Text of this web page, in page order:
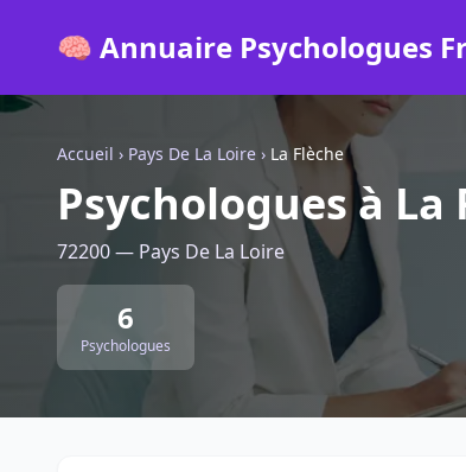
🧠 Annuaire Psychologues
Accueil › Pays De La Loire › La Flèche
Psychologues à La
72200 — Pays De La Loire
6
Psychologues